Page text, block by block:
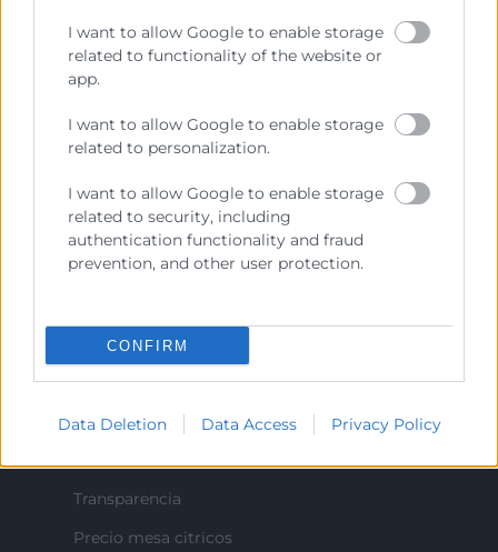
I want to allow Google to enable storage
related to functionality of the website or
app.
I want to allow Google to enable storage
related to personalization.
I want to allow Google to enable storage
related to security, including
authentication functionality and fraud
prevention, and other user protection.
CONFIRM
Data Deletion Data Access Privacy Policy
Representar, promocionar y defender los intereses
generales del comercio, la industria y la navegación.
Ejercitar las competencias de carácter público
previstas en la Ley, o que puedan encomendar y
Contacto
Recursos
Sobre la Cámara
Transparencia
Precio mesa citricos